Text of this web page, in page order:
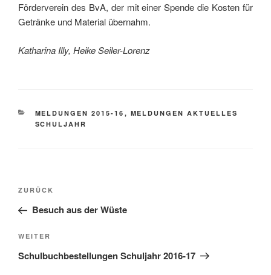
Förderverein des BvA, der mit einer Spende die Kosten für
Getränke und Material übernahm.
Katharina Illy, Heike Seiler-Lorenz
KATEGORIEN
MELDUNGEN 2015-16 , MELDUNGEN AKTUELLES
SCHULJAHR
Beitragsnavigation
Vorheriger
Beitrag
ZURÜCK
Besuch aus der Wüste
Nächster
Beitrag
WEITER
Schulbuchbestellungen Schuljahr 2016-17